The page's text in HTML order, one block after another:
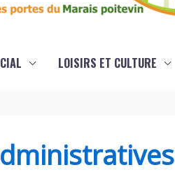
LOISIRS ET CULTURE